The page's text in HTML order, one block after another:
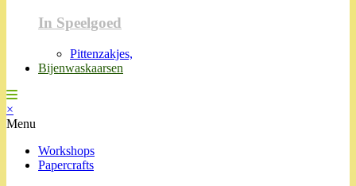
In Speelgoed
Pittenzakjes,
Bijenwaskaarsen
×
Menu
Workshops
Papercrafts